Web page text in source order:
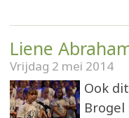
Liene
Vrijdag 2 mei 2014
Ook